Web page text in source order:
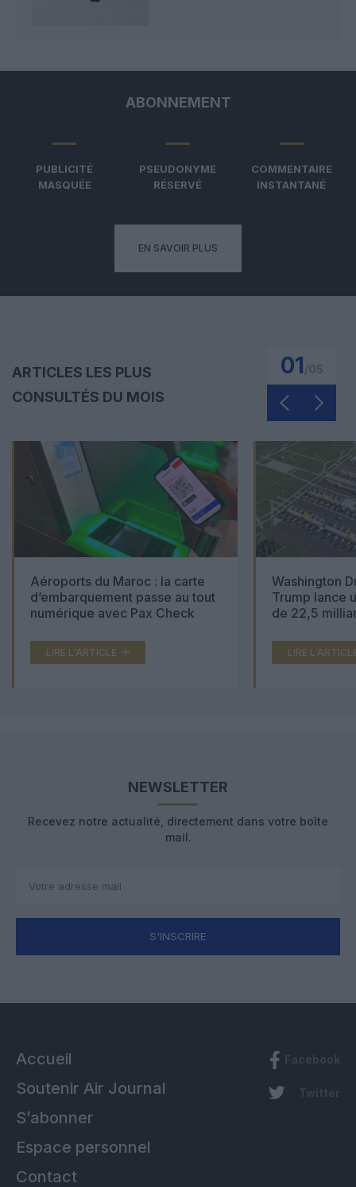
ABONNEMENT
PUBLICITÉ
MASQUÉE
PSEUDONYME
RÉSERVÉ
COMMENTAIRE
INSTANTANÉ
EN SAVOIR PLUS
ARTICLES LES PLUS
CONSULTÉS DU MOIS
01
Aéroports du Maroc : la carte
d’embarquement passe au tout
numérique avec Pax Check
LIRE L'ARTICLE
Washington
Trump lance
de 22,5
LIRE
NEWSLETTER
Recevez notre actualité, directement dans votre boîte
mail.
S'INSCRIRE
Accueil
Soutenir Air Journal
S’abonner
Espace personnel
Contact